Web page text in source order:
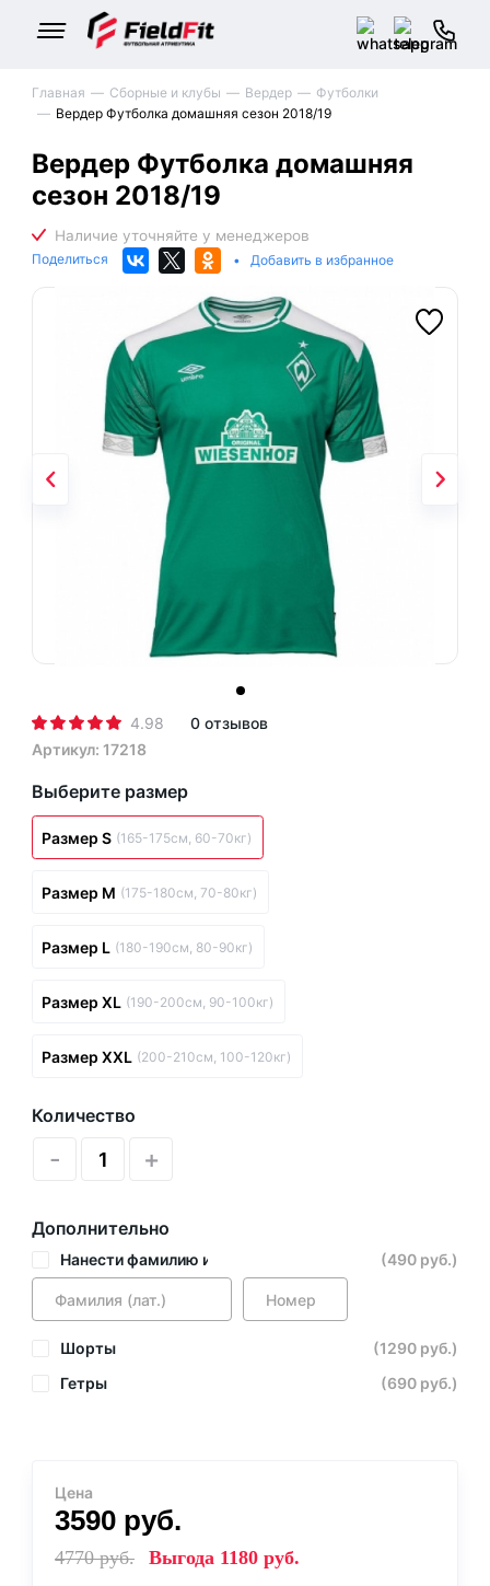
Главная Сборные и клубы Вердер
Футболки
Вердер Футболка домашняя сезон 2018/19
Вердер Футболка домашняя
сезон 2018/19
Поделиться • Добавить в избранное
4.98
0 отзывов
Артикул: 17218
Выберите размер
Размер S (165-175см, 60-70кг)
Размер M (175-180см, 70-80кг)
Размер L (180-190см, 80-90кг)
Размер XL (190-200см, 90-100кг)
Размер XXL (200-210см, 100-120кг)
Количество
- +
Дополнительно
Нанести фамилию и номер (490 руб.)
Шорты
(1290 руб.)
Гетры
(690 руб.)
Цена
3590 руб.
4770руб. Выгода 1180 руб.